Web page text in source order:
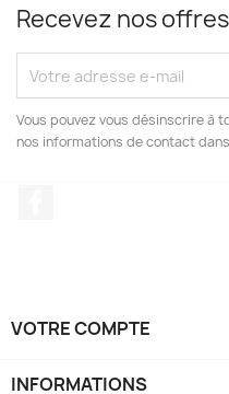
Recevez nos
Vous pouvez vous désinscrire à
nos informations de contact
VOTRE COMPTE
INFORMATIONS